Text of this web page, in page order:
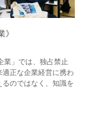
業」では、独占禁止
正な企業経営に携わ
のではなく、知識を